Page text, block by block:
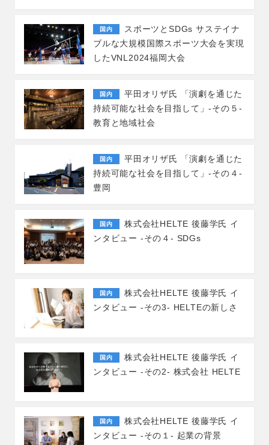
国内
スポーツとSDGs サステイナ
ブルな大規模国際スポーツ大会を実現
したVNL2024福岡大会
国内
平田オリザ氏 「演劇を通じた
持続可能な社会を目指して」-その５-
教育と地域社会
国内
平田オリザ氏 「演劇を通じた
持続可能な社会を目指して」-その４-
豊岡
国内
株式会社HELTE 後藤学氏 イ
ンタビュー -その４- SDGs
国内
株式会社HELTE 後藤学氏 イ
ンタビュー -その3- HELTEの新しさ
国内
株式会社HELTE 後藤学氏 イ
ンタビュー -その2- 株式会社 HELTE
国内
株式会社HELTE 後藤学氏 イ
ンタビュー -その１- 起業の背景